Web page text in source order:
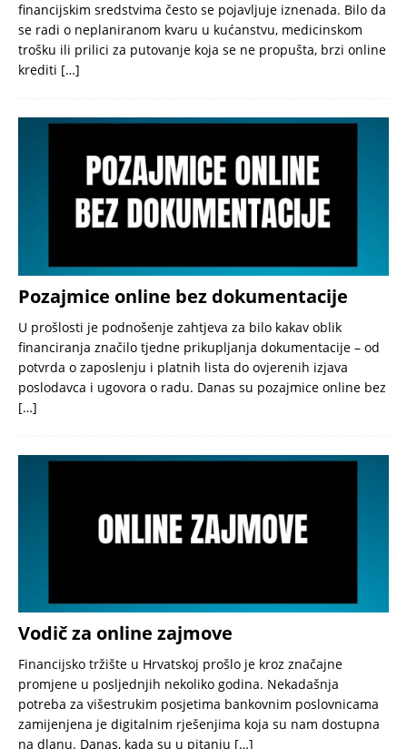
financijskim sredstvima često se pojavljuje iznenada. Bilo da
se radi o neplaniranom kvaru u kućanstvu, medicinskom
trošku ili prilici za putovanje koja se ne propušta, brzi online
krediti […]
Pozajmice online bez dokumentacije
U prošlosti je podnošenje zahtjeva za bilo kakav oblik
financiranja značilo tjedne prikupljanja dokumentacije – od
potvrda o zaposlenju i platnih lista do ovjerenih izjava
poslodavca i ugovora o radu. Danas su pozajmice online bez
[…]
Vodič za online zajmove
Financijsko tržište u Hrvatskoj prošlo je kroz značajne
promjene u posljednjih nekoliko godina. Nekadašnja
potreba za višestrukim posjetima bankovnim poslovnicama
zamijenjena je digitalnim rješenjima koja su nam dostupna
na dlanu. Danas, kada su u pitanju […]